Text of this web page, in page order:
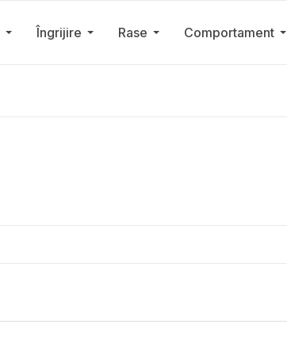
Îngrijire Rase Comportament